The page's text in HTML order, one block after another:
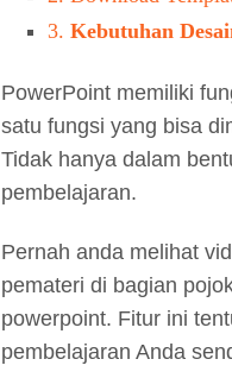
3. Kebutuhan
PowerPoint memiliki
satu fungsi yang bisa
Tidak hanya dalam
pembelajaran.
Pernah anda melihat
pemateri di bagian
powerpoint. Fitur ini
pembelajaran Anda